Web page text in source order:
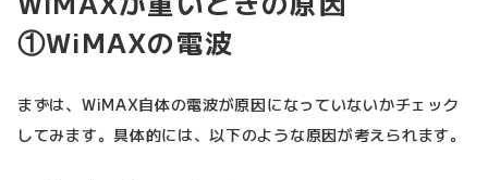
①WiMAXの電波
まずは、WiMAX自体の電波が原因になっていないかチェック
してみます。具体的には、以下のような原因が考えられます。